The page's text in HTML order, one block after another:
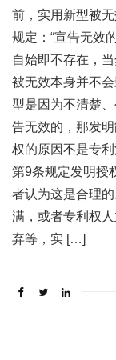
前，实用新型被
规定：“宣告无效
自始即不存在，
被无效本身并不
型是因为不清楚
告无效的，那发
权的原因不是专
第9条规定发明授
者认为这是合理
满，或者专利权
弃等，实 […]